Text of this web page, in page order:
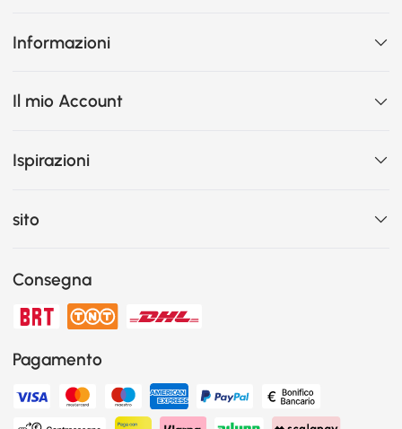
Informazioni
Il mio Account
Ispirazioni
sito
Consegna
Pagamento